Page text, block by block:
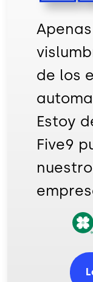
de los
Estoy
Five9